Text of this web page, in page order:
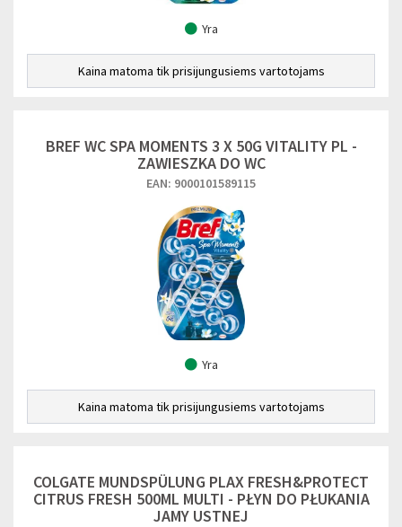
Yra
Kaina matoma tik prisijungusiems vartotojams
BREF WC SPA MOMENTS 3 X 50G VITALITY PL -
ZAWIESZKA DO WC
EAN: 9000101589115
Yra
Kaina matoma tik prisijungusiems vartotojams
COLGATE MUNDSPÜLUNG PLAX FRESH&PROTECT
CITRUS FRESH 500ML MULTI - PŁYN DO PŁUKANIA
JAMY USTNEJ